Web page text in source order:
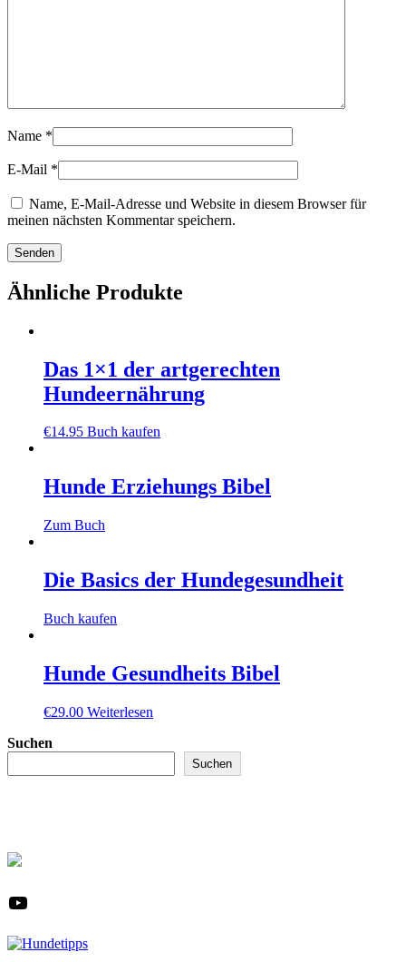
Name *
E-Mail *
Name, E-Mail-Adresse und Website in diesem Browser für
meinen nächsten Kommentar speichern.
Ähnliche Produkte
Das 1×1 der artgerechten
Hundeernährung
€14.95 Buch kaufen
Hunde Erziehungs Bibel
Zum Buch
Die Basics der Hundegesundheit
Buch kaufen
Hunde Gesundheits Bibel
€29.00 Weiterlesen
Suchen
Suchen
YouTube